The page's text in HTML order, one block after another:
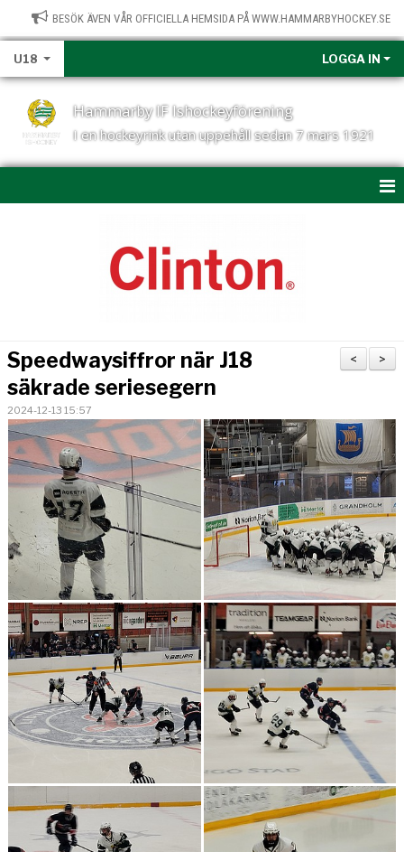
BESÖK ÄVEN VÅR OFFICIELLA HEMSIDA PÅ WWW.HAMMARBYHOCKEY.SE
U18 LOGGA IN
Hammarby IF Ishockeyförening
I en hockeyrink utan uppehåll sedan 7 mars 1921
U18-TRUPPEN
BILDGALLERI
KONTAKT
>
<
Speedwaysiffror när J18
säkrade seriesegern
2024-12-13 15:57